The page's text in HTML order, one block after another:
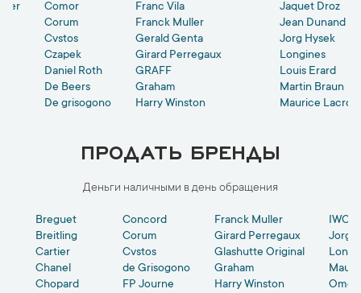
Comor
Corum
Cvstos
Czapek
Daniel Roth
De Beers
De grisogono
Franc Vila
Franck Muller
Gerald Genta
Girard Perregaux
GRAFF
Graham
Harry Winston
Jaquet Droz
Jean Dunand
Jorg Hysek
Longines
Louis Erard
Martin Braun
Maurice Lacroix
ПРОДАТЬ БРЕНДЫ
Деньги наличными в день обращения
Breguet
Breitling
Cartier
Chanel
Chopard
Concord
Corum
Cvstos
de Grisogono
FP Journe
Franck Muller
Girard Perregaux
Glashutte Original
Graham
Harry Winston
IWC
Jorg